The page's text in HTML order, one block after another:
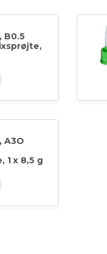
B0.5
A3O
1 x 8,5 g